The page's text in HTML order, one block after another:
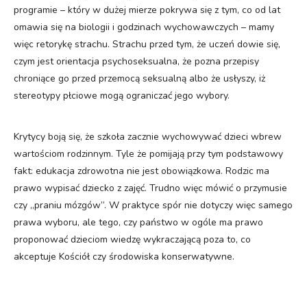
programie – który w dużej mierze pokrywa się z tym, co od lat
omawia się na biologii i godzinach wychowawczych – mamy
więc retorykę strachu. Strachu przed tym, że uczeń dowie się,
czym jest orientacja psychoseksualna, że pozna przepisy
chroniące go przed przemocą seksualną albo że usłyszy, iż
stereotypy płciowe mogą ograniczać jego wybory.
Krytycy boją się, że szkoła zacznie wychowywać dzieci wbrew
wartościom rodzinnym. Tyle że pomijają przy tym podstawowy
fakt: edukacja zdrowotna nie jest obowiązkowa. Rodzic ma
prawo wypisać dziecko z zajęć. Trudno więc mówić o przymusie
czy „praniu mózgów”. W praktyce spór nie dotyczy więc samego
prawa wyboru, ale tego, czy państwo w ogóle ma prawo
proponować dzieciom wiedzę wykraczającą poza to, co
akceptuje Kościół czy środowiska konserwatywne.